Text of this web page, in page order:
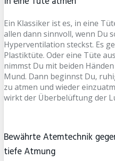
Ein Klassiker ist es, in eine
allen dann sinnvoll, wenn Du
Hyperventilation steckst. Es
Plastiktüte. Oder eine Tüte
nimmst Du mit beiden
Mund. Dann beginnst Du,
zu atmen und wieder
wirkt der Überbelüftung der
Bewährte Atemtechnik
tiefe Atmung